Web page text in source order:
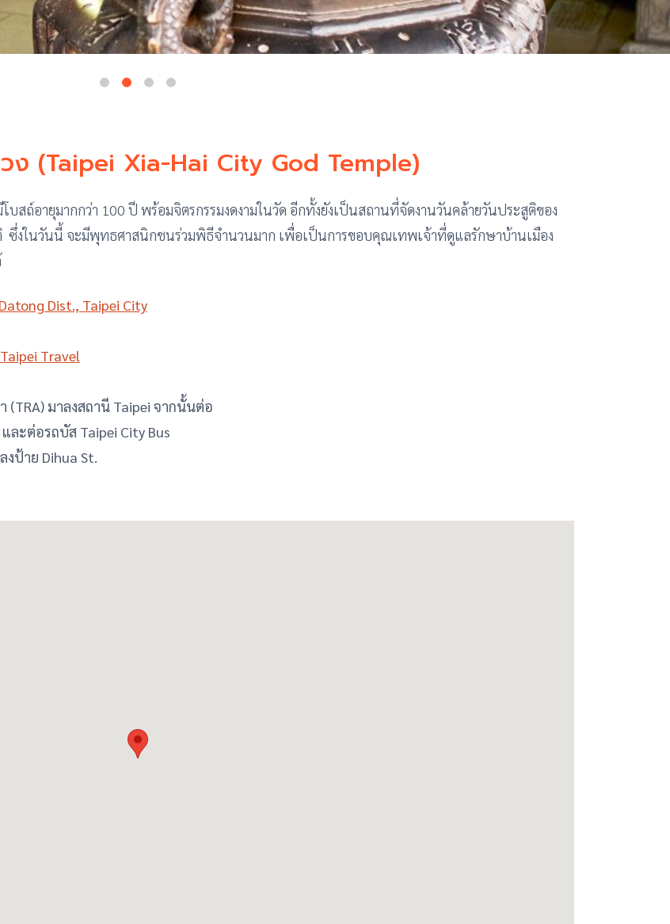
วง (Taipei Xia-Hai City God Temple)
บสถ์อายุมากกว่า 100 ปี พร้อมจิตรกรรมงดงามในวัด อีกทั้งยังเป็นสถานที่จัดงานวันคล้ายวันประสูติของ
งในวันนี้ จะมีพุทธศาสนิกชนร่วมพิธีจำนวนมาก เพื่อเป็นการขอบคุณเทพเจ้าที่ดูแลรักษาบ้านเมือง
Dist., Taipei City
Travel
(TRA) มาลงสถานี Taipei จากนั้นต่อ
ละต่อรถบัส Taipei City Bus
ป้าย Dihua St.